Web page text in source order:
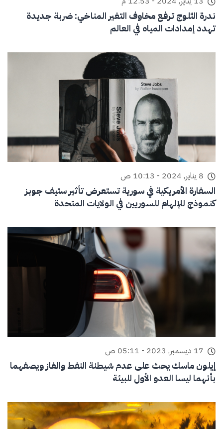
ندرة الثلوج ترفع مخاوف التغير المناخي: ضربة جديدة
تهدد إمدادات المياه في العالم
8 يناير, 2024 - 10:13 ص
السفارة الأمريكية في سورية تستعرض تأثير ستيف جوبز
كنموذج للإلهام للسوريين في الولايات المتحدة
17 ديسمبر, 2023 - 05:11 ص
إيلون ماسك يحث على عدم شيطنة النفط والغاز ويصفهما
بأنهما ليسا العدو الأول للبيئة